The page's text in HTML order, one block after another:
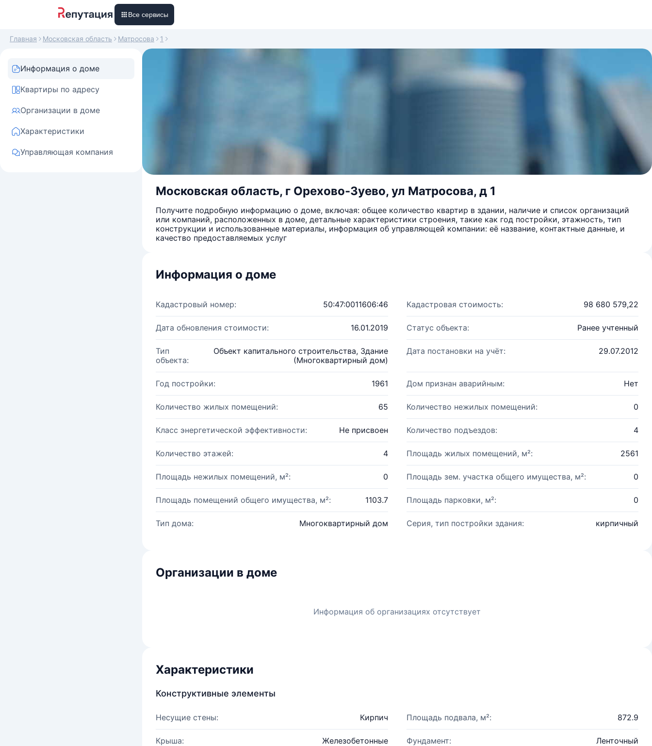
Все сервисы
Главная Московская область Матросова 1
Информация о доме
Квартиры по адресу
Организации в доме
Характеристики
Управляющая компания
Московская область, г Орехово-Зуево, ул Матросова, д 1
Получите подробную информацию о доме, включая: общее количество квартир в здании, наличие и список организаций
или компаний, расположенных в доме, детальные характеристики строения, такие как год постройки, этажность, тип
конструкции и использованные материалы, информация об управляющей компании: её название, контактные данные, и
качество предоставляемых услуг
Информация о доме
Кадастровый номер: 50:47:0011606:46 Кадастровая стоимость: 98 680 579,22
Дата обновления стоимости: 16.01.2019 Статус объекта: Ранее учтенный
Тип
объекта:
Объект капитального строительства, Здание
(Многоквартирный дом)
Дата постановки на учёт: 29.07.2012
Год постройки: 1961 Дом признан аварийным: Нет
Количество жилых помещений: 65 Количество нежилых помещений: 0
Класс энергетической эффективности: Не присвоен Количество подъездов: 4
Количество этажей: 4 Площадь жилых помещений, м²: 2561
Площадь нежилых помещений, м²: 0 Площадь зем. участка общего имущества, м²: 0
Площадь помещений общего имущества, м²: 1103.7 Площадь парковки, м²: 0
Тип дома: Многоквартирный дом Серия, тип постройки здания: кирпичный
Организации в доме
Информация об организациях отсутствует
Характеристики
Конструктивные элементы
Несущие стены: Кирпич Площадь подвала, м²: 872.9
Крыша: Железобетонные Фундамент: Ленточный